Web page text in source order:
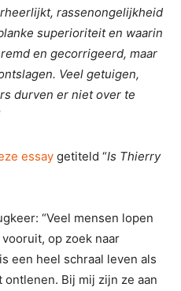
rassenongelijkheid
superioriteit en waarin
en gecorrigeerd, maar
Veel getuigen,
durven er niet over te
essay getiteld “Is Thierry
“Veel mensen lopen
op zoek naar
een heel schraal leven als
Bij mij zijn ze aan